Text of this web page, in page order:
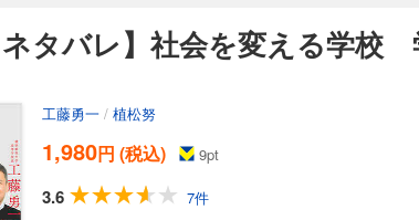
ネタバレ】社会を変える学
工藤勇一 / 植松努
1,980円 (税込) 9pt
3.6
7件